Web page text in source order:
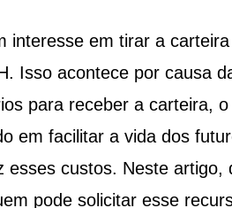
interesse em tirar a
Isso acontece por causa
para receber a carteira,
em facilitar a vida dos
esses custos. Neste artigo,
pode solicitar esse